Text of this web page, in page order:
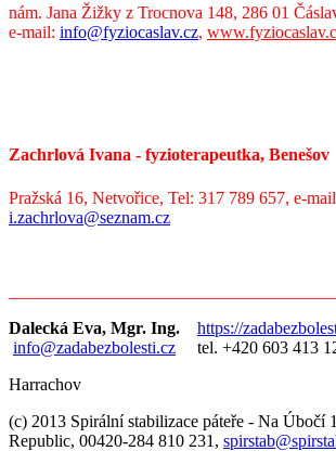
nám. Jana Žižky z Trocnova 148, 286 01
e-mail: info@fyziocaslav.cz,
Zachrlová Ivana - fyzioterapeutka, Benešov
Pražská 16, Netvořice, Tel: 317 789 657, e-
i.zachrlova@seznam.cz
Dalecká Eva, Mgr. Ing.
https://
info@zadabezbolesti.cz tel. +420 603 413
Harrachov
(c) 2013 Spirální stabilizace páteře - Na Úbočí
Republic, 00420-284 810 231,